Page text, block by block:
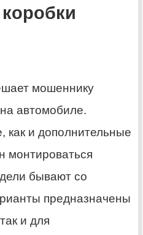
мошеннику
автомобиле.
как и дополнительные
монтироваться
бывают со
предназначены
и для